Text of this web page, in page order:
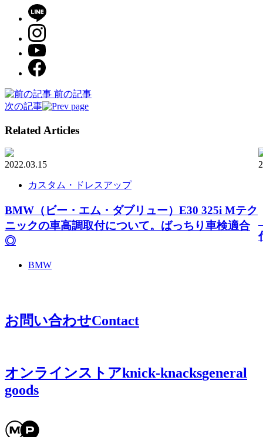
前の記事
次の記事
Related Articles
2022.03.15
カスタム・ドレスアップ
BMW（ビー・エム・ダブリュー）E30 325i Mテク
ニックの車高調取付について。ばっちり車検適合
◎
BMW
お問い合わせContact
オンラインストアknick-knacksgeneral
goods